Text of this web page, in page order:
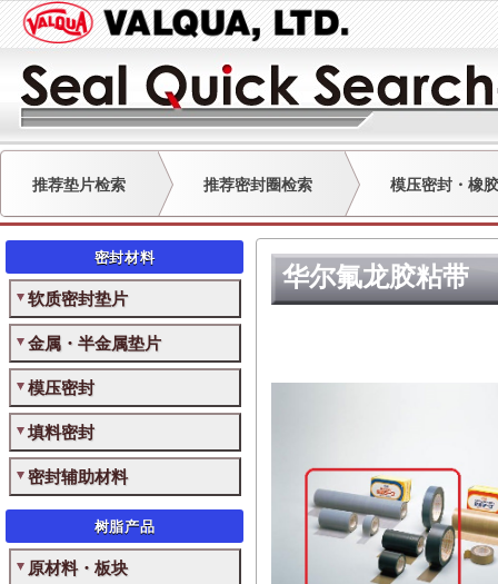
推荐垫片检索 推荐密封圈检索 模压密封・橡
密封材料
软质密封垫片
金属・半金属垫片
模压密封
填料密封
密封辅助材料
树脂产品
原材料・板块
华尔氟龙胶粘带